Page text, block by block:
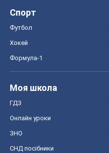
Спорт
Футбол
Хокей
Формула-1
Моя школа
ГДЗ
Онлайн уроки
ЗНО
СНД посібники